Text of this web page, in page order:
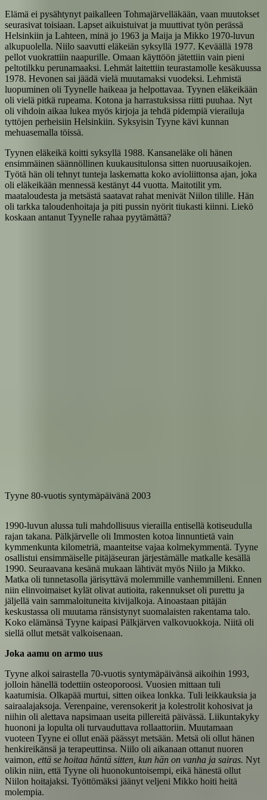
Elämä ei pysähtynyt paikalleen Tohmajärvelläkään, vaan muutokset
seurasivat toisiaan. Lapset aikuistuivat ja muuttivat työn perässä
Helsinkiin ja Lahteen, minä jo 1963 ja Maija ja Mikko 1970-luvun
alkupuolella. Niilo saavutti eläkeiän syksyllä 1977. Keväällä 1978
pellot vuokrattiin naapurille. Omaan käyttöön jätettiin vain pieni
peltotilkku perunamaaksi. Lehmät laitettiin teurastamolle kesäkuussa
1978. Hevonen sai jäädä vielä muutamaksi vuodeksi. Lehmistä
luopuminen oli Tyynelle haikeaa ja helpottavaa. Tyynen eläkeikään
oli vielä pitkä rupeama. Kotona ja harrastuksissa riitti puuhaa. Nyt
oli vihdoin aikaa lukea myös kirjoja ja tehdä pidempiä vierailuja
tyttöjen perheisiin Helsinkiin. Syksyisin Tyyne kävi kunnan
mehuasemalla töissä.
Tyynen eläkeikä koitti syksyllä 1988. Kansaneläke oli hänen
ensimmäinen säännöllinen kuukausitulonsa sitten nuoruusaikojen.
Työtä hän oli tehnyt tunteja laskematta koko avioliittonsa ajan, joka
oli eläkeikään mennessä kestänyt 44 vuotta. Maitotilit ym.
maataloudesta ja metsästä saatavat rahat menivät Niilon tilille. Hän
oli tarkka taloudenhoitaja ja piti pussin nyörit tiukasti kiinni. Liekö
koskaan antanut Tyynelle rahaa pyytämättä?
Tyyne 80-vuotis syntymäpäivänä 2003
1990-luvun alussa tuli mahdollisuus vierailla entisellä kotiseudulla
rajan takana. Pälkjärvelle oli Immosten kotoa linnuntietä vain
kymmenkunta kilometriä, maanteitse vajaa kolmekymmentä. Tyyne
osallistui ensimmäiselle pitäjäseuran järjestämälle matkalle kesällä
1990. Seuraavana kesänä mukaan lähtivät myös Niilo ja Mikko.
Matka oli tunnetasolla järisyttävä molemmille vanhemmilleni. Ennen
niin elinvoimaiset kylät olivat autioita, rakennukset oli purettu ja
jäljellä vain sammaloituneita kivijalkoja. Ainoastaan pitäjän
keskustassa oli muutama ränsistynyt suomalaisten rakentama talo.
Koko elämänsä Tyyne kaipasi Pälkjärven valkovuokkoja. Niitä oli
siellä ollut metsät valkoisenaan.
Joka aamu on armo uus
Tyyne alkoi sairastella 70-vuotis syntymäpäivänsä aikoihin 1993,
jolloin hänellä todettiin osteoporoosi. Vuosien mittaan tuli
kaatumisia. Olkapää murtui, sitten oikea lonkka. Tuli leikkauksia ja
sairaalajaksoja. Verenpaine, verensokerit ja kolestrolit kohosivat ja
niihin oli alettava napsimaan useita pillereitä päivässä. Liikuntakyky
huononi ja lopulta oli turvauduttava rollaattoriin. Muutamaan
vuoteen Tyyne ei ollut enää päässyt metsään. Metsä oli ollut hänen
henkireikänsä ja terapeuttinsa. Niilo oli aikanaan ottanut nuoren
vaimon, että se hoitaa häntä sitten, kun hän on vanha ja sairas. Nyt
olikin niin, että Tyyne oli huonokuntoisempi, eikä hänestä ollut
Niilon hoitajaksi. Työttömäksi jäänyt veljeni Mikko hoiti heitä
molempia.